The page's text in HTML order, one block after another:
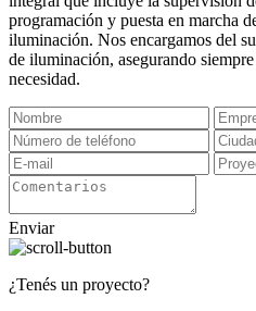
programación y puesta en marcha
iluminación. Nos encargamos del
de iluminación, asegurando
necesidad.
Enviar
¿Tenés un proyecto?